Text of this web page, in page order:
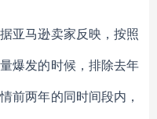
亚马逊卖家反映，按照
爆发的时候，排除去年
前两年的同时间段内，